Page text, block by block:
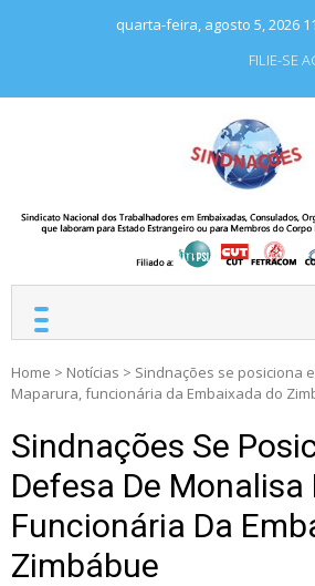
quarta-feira, agosto 5, 2026
FILIE-SE
Home > Notícias > Sindnações se posiciona
Maparura, funcionária da Embaixada do
Sindnações Se
Defesa De Monalisa
Funcionária Da
Zimbábue